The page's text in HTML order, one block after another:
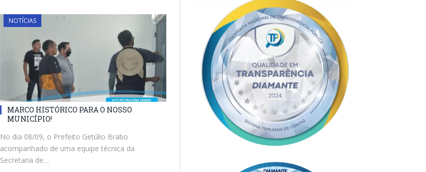
NOTÍCIAS
MARCO HISTÓRICO PARA O NOSSO
MUNICÍPIO!
No dia 08/09, o Prefeito Getúlio Brabo
acompanhado de uma equipe técnica da
Secretaria de…